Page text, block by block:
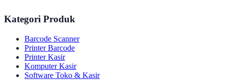
Kategori Produk
Barcode Scanner
Printer Barcode
Printer Kasir
Komputer Kasir
Software Toko & Kasir